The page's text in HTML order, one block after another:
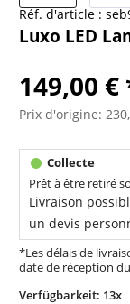
Réf. d'article :
Luxo LED
149,00 €
Prix d'origine:
Prêt à être retiré
Livraison
un devis
*Les délais de
date de réception
Verfügbarkeit: 13x